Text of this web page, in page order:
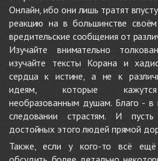
Онлайн, ибо они лишь тратят
реакцию на в большинстве
вредительские сообщения от
Изучайте внимательно
изучайте тексты Корана и
сердца к истине, а не к
идеям, которые кажутся
необразованным душам. Благо - в
следовании страстям. И
достойных этого людей прямой
Также, если у кого-то всё ещё